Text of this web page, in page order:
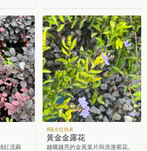
紅流蘇
#陽光狂熱者
黃金金露花
越曬越亮的金黃葉片與浪漫紫花。